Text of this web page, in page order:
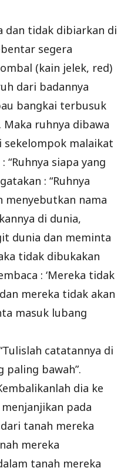
dan tidak dibiarkan di
segera
(kain jelek, red)
dari badannya
bangkai terbusuk
ruhnya dibawa
sekelompok malaikat
“Ruhnya siapa yang
: “Ruhnya
menyebutkan nama
di dunia,
dunia dan meminta
tidak dibukakan
: ‘Mereka tidak
mereka tidak akan
masuk lubang
catatannya di
paling bawah”.
dia ke
pada
tanah mereka
mereka
tanah mereka